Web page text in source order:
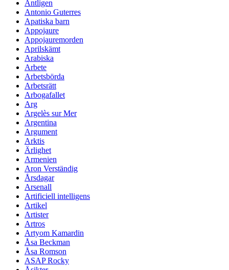
Äntligen
Antonio Guterres
Apatiska barn
Appojaure
Appojauremorden
Aprilskämt
Arabiska
Arbete
Arbetsbörda
Arbetsrätt
Arbogafallet
Arg
Argelès sur Mer
Argentina
Argument
Arktis
Ärlighet
Armenien
Aron Verständig
Årsdagar
Arsenall
Artificiell intelligens
Artikel
Artister
Artros
Artyom Kamardin
Åsa Beckman
Åsa Romson
ASAP Rocky